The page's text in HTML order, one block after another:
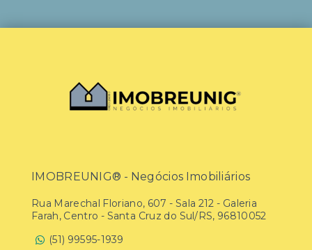
IMOBREUNIG® - Negócios Imobiliários
Rua Marechal Floriano, 607 - Sala 212 - Galeria
Farah, Centro - Santa Cruz do Sul/RS, 96810052
(51) 99595-1939